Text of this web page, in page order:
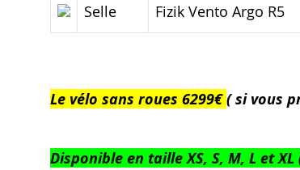
Selle Fizik Vento Argo R5
Le vélo sans roues 6299€( si vous
Disponible en taille XS, S, M, L et